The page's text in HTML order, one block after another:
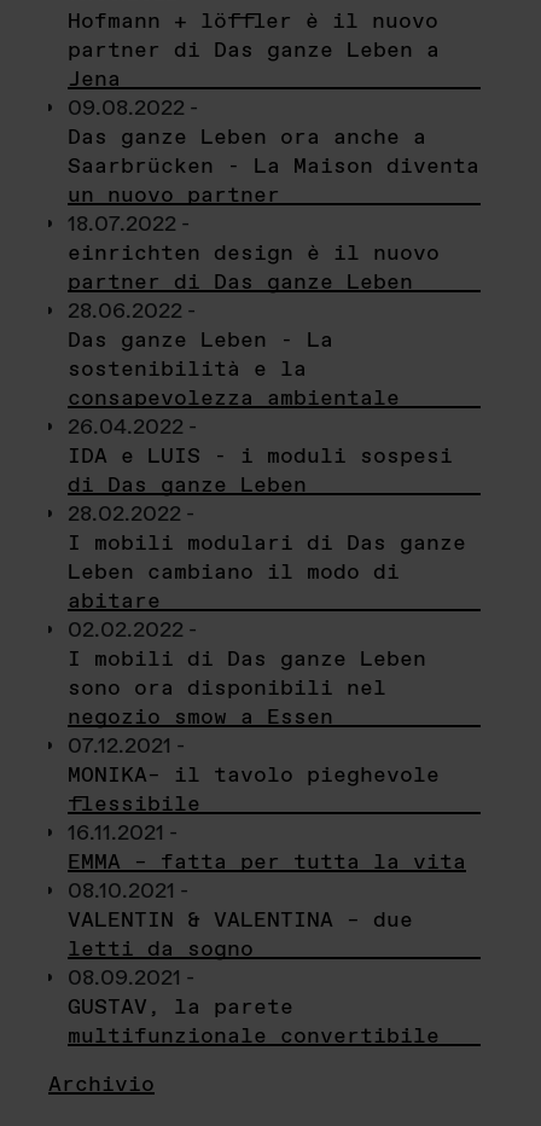
Hofmann + löffler è il nuovo
partner di Das ganze Leben a
Jena
09.08.2022 -
Das ganze Leben ora anche a
Saarbrücken - La Maison diventa
un nuovo partner
18.07.2022 -
einrichten design è il nuovo
partner di Das ganze Leben
28.06.2022 -
Das ganze Leben - La
sostenibilità e la
consapevolezza ambientale
26.04.2022 -
IDA e LUIS - i moduli sospesi
di Das ganze Leben
28.02.2022 -
I mobili modulari di Das ganze
Leben cambiano il modo di
abitare
02.02.2022 -
I mobili di Das ganze Leben
sono ora disponibili nel
negozio smow a Essen
07.12.2021 -
MONIKA– il tavolo pieghevole
flessibile
16.11.2021 -
EMMA – fatta per tutta la vita
08.10.2021 -
VALENTIN & VALENTINA – due
letti da sogno
08.09.2021 -
GUSTAV, la parete
multifunzionale convertibile
Archivio